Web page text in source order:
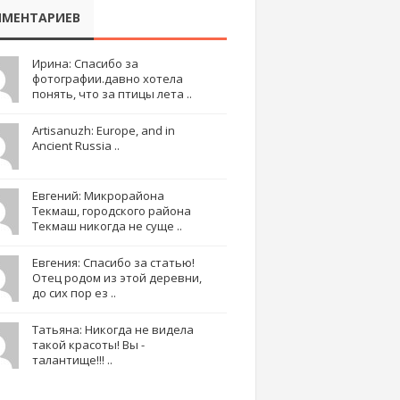
Ирина: Спасибо за
фотографии.давно хотела
понять, что за птицы лета ..
Artisanuzh: Europe, and in
Ancient Russia ..
Евгений: Микрорайона
Текмаш, городского района
Текмаш никогда не суще ..
Евгения: Спасибо за статью!
Отец родом из этой деревни,
до сих пор ез ..
Татьяна: Никогда не видела
такой красоты! Вы -
талантище!!! ..